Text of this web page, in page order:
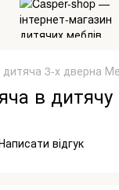
3-х дверна
в дитячу
відгук